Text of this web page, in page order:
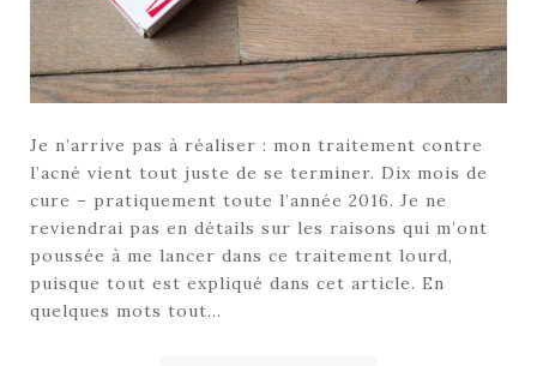
Je n’arrive pas à réaliser : mon traitement contre
l’acné vient tout juste de se terminer. Dix mois de
cure – pratiquement toute l’année 2016. Je ne
reviendrai pas en détails sur les raisons qui m’ont
poussée à me lancer dans ce traitement lourd,
puisque tout est expliqué dans cet article. En
quelques mots tout…